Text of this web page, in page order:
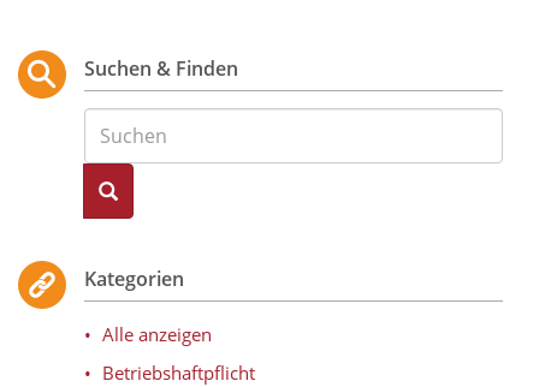
Suchen & Finden
Suche
Kategorien
Alle anzeigen
Betriebshaftpflicht